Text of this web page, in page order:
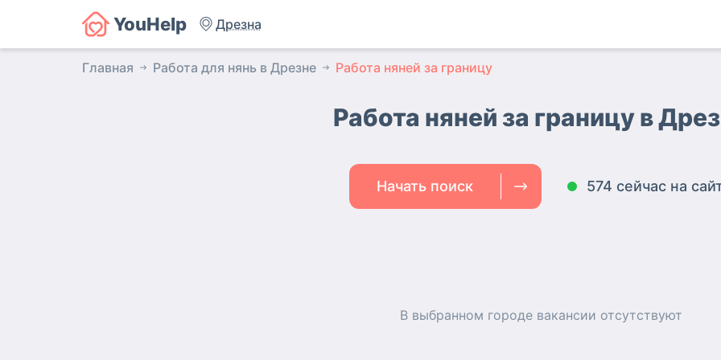
YouHelp Дрезна
Главная Работа для нянь в Дрезне Работа няней за границу
Работа няней за границу в
Начать поиск 574 сейчас на
В выбранном городе вакансии отсутствуют